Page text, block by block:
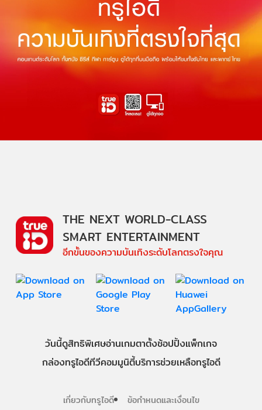
THE NEXT WORLD-CLASS
SMART ENTERTAINMENT
อีกขั้นของความบันเทิงระดับโลกตรงใจคุณ
วันนี้ดูสิทธิพิเศษอ่านเกมตาตั้งช้อปปิ้งแพ็กเกจ
กล่องทรูไอดีทีวีคอมมูนิตี้บริการช่วยเหลือทรูไอดี
เกี่ยวกับทรูไอดี ข้อกำหนดและเงื่อนไข